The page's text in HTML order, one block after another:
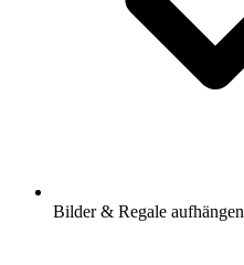
Bilder & Regale aufhängen